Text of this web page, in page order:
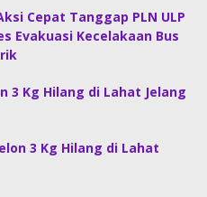
Cepat Tanggap PLN ULP
Evakuasi Kecelakaan Bus
3 Kg Hilang di Lahat Jelang
3 Kg Hilang di Lahat